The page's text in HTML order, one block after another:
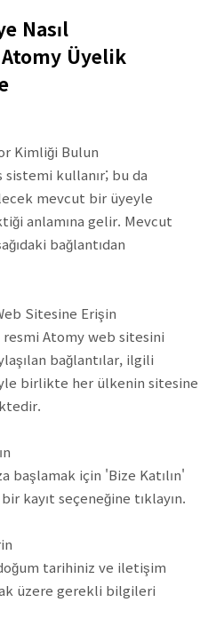
Nasıl
Üyelik
Kimliği Bulun
kullanır; bu da
mevcut bir üyeyle
anlamına gelir. Mevcut
bağlantıdan
Sitesine Erişin
Atomy web sitesini
bağlantılar, ilgili
birlikte her ülkenin sitesine
başlamak için 'Bize Katılın'
kayıt seçeneğine tıklayın.
tarihiniz ve iletişim
üzere gerekli bilgileri